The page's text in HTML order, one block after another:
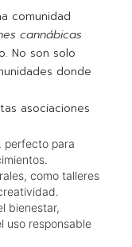
comunidad
cannábicas
No son solo
donde
asociaciones
perfecto para
como talleres
bienestar,
uso responsable